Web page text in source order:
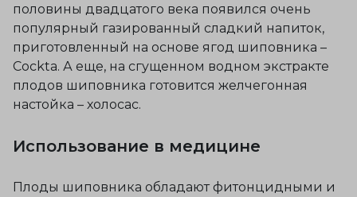
половины двадцатого века появился очень
популярный газированный сладкий напиток,
приготовленный на основе ягод шиповника –
Cockta. А еще, на сгущенном водном экстракте
плодов шиповника готовится желчегонная
настойка – холосас.
Использование в медицине
Плоды шиповника обладают фитонцидными и